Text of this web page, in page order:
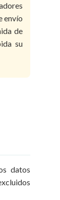
envío
de
su
datos